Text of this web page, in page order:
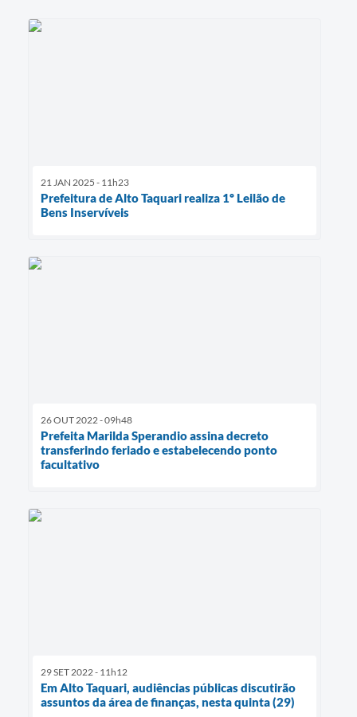
21 JAN 2025 - 11h23
Prefeitura de Alto Taquari realiza 1º Leilão de
Bens Inservíveis
26 OUT 2022 - 09h48
Prefeita Marilda Sperandio assina decreto
transferindo feriado e estabelecendo ponto
facultativo
29 SET 2022 - 11h12
Em Alto Taquari, audiências públicas discutirão
assuntos da área de finanças, nesta quinta (29)